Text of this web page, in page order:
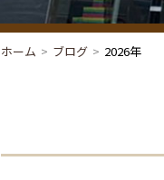
ホーム ブログ 2026年